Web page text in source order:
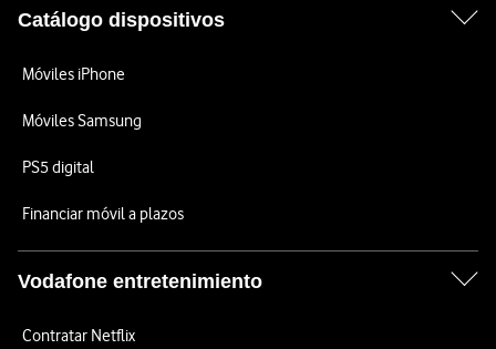
Catálogo dispositivos
Móviles iPhone
Móviles Samsung
PS5 digital
Financiar móvil a plazos
Vodafone entretenimiento
Contratar Netflix